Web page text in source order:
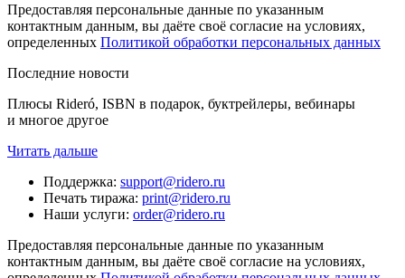
Предоставляя персональные данные по указанным
контактным данным, вы даёте своё согласие на условиях,
определенных Политикой обработки персональных данных
Последние новости
Плюсы Rideró, ISBN в подарок, буктрейлеры, вебинары
и многое другое
Читать дальше
Поддержка: support@ridero.ru
Печать тиража: print@ridero.ru
Наши услуги: order@ridero.ru
Предоставляя персональные данные по указанным
контактным данным, вы даёте своё согласие на условиях,